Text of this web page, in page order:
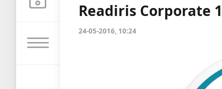
Readiris Corporate
24-05-2016, 10:24